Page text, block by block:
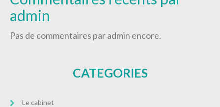
admin
Pas de commentaires par admin encore.
CATEGORIES
Le cabinet